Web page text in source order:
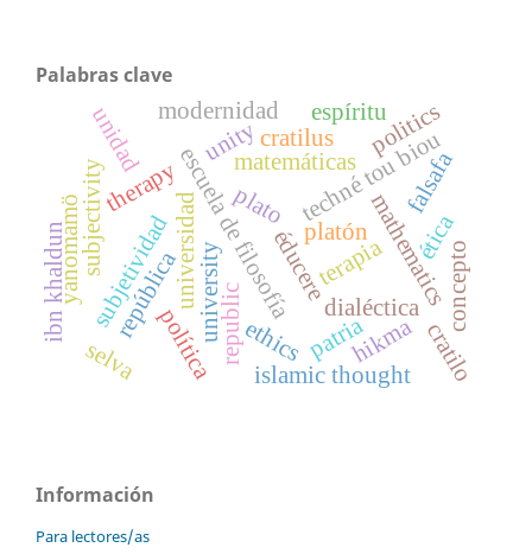
Palabras clave
universidad
escuela de filosofíatechné tou biou
terapia
éducere
subjetividad university
therapy
subjectivity platón
república
matemáticas
dialéctica
unidad
plato
republic
mathematics
unity
modernidad
ética
política ethics
politics
patria
selva
yanomamö
falsafa
hikma
ibn khaldun
islamic thought cratilo
cratilus
concepto
espíritu
Información
Para lectores/as